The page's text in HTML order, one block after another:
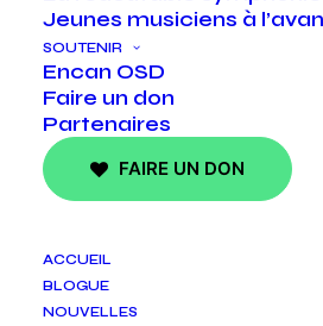
Jeunes musiciens à
SOUTENIR
Encan OSD
Faire un don
Partenaires
FAIRE UN DON
ACCUEIL
BLOGUE
NOUVELLES